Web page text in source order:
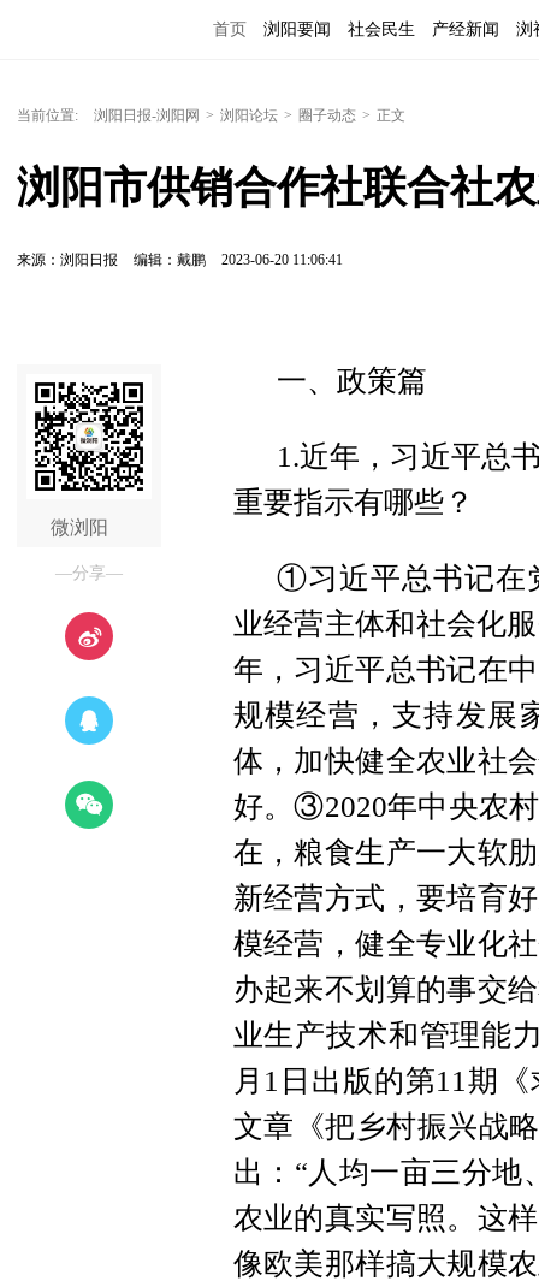
首页 浏阳要闻 社会民生 产经新闻 浏
当前位置: 浏阳日报-浏阳网 > 浏阳论坛 > 圈子动态 > 正文
浏阳市供销合作社联合社
来源：浏阳日报 编辑：戴鹏 2023-06-20 11:06:41
微浏阳
—分享—
一、政策篇
1.近年，习近平总
重要指示有哪些？
①习近平总书记在
业经营主体和社会化
年，习近平总书记在
规模经营，支持发展
体，加快健全农业社
好。③2020年中央农
在，粮食生产一大软
新经营方式，要培育
模经营，健全专业化
办起来不划算的事交
业生产技术和管理能
月1日出版的第11期
文章《把乡村振兴战
出：“人均一亩三分地
农业的真实写照。这
像欧美那样搞大规模